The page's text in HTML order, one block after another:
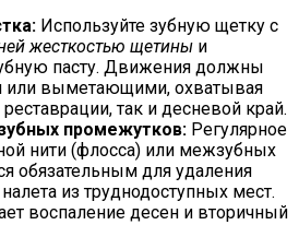
Используйте зубную щетку с
жесткостью щетины и
пасту. Движения должны
или выметающими, охватывая
так и десневой край.
промежутков: Регулярное
нити (флосса) или межзубных
обязательным для удаления
из труднодоступных мест.
воспаление десен и вторичный